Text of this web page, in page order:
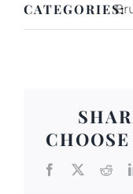
CATEGORIES:
Facebook
X